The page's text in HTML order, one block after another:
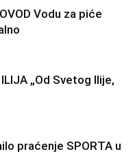
Vodu za piće
„Od Svetog Ilije,
praćenje SPORTA u